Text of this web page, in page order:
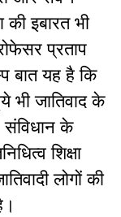
इबारत भी
प्रताप
बात यह है कि
भी जातिवाद के
संविधान के
शिक्षा
लोगों की